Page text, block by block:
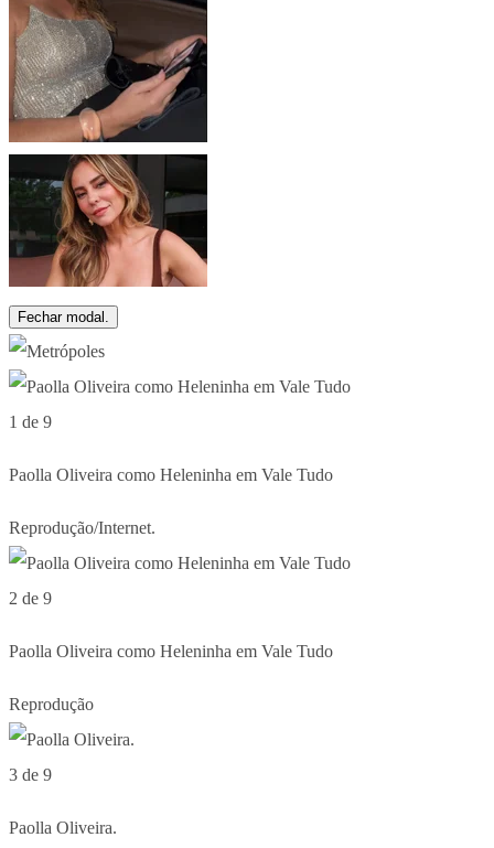
Fechar modal.
1 de 9
Paolla Oliveira como Heleninha em Vale Tudo
Reprodução/Internet.
2 de 9
Paolla Oliveira como Heleninha em Vale Tudo
Reprodução
3 de 9
Paolla Oliveira.